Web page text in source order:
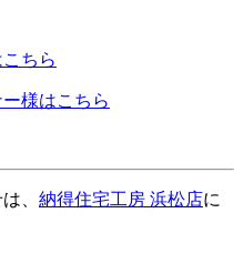
ちら
様はこちら
、 納得住宅工房 浜松店に